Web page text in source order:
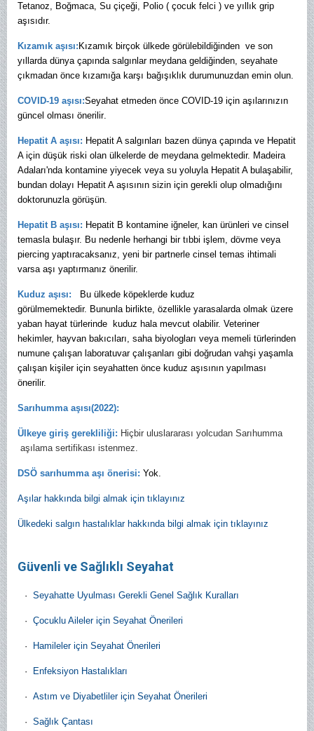
Tetanoz, Boğmaca, Su çiçeği, Polio ( çocuk felci ) ve yıllık grip
aşısıdır.
Kızamık aşısı: Kızamık birçok ülkede görülebildiğinden ve son
yıllarda dünya çapında salgınlar meydana geldiğinden, seyahate
çıkmadan önce kızamığa karşı bağışıklık durumunuzdan emin olun.
COVID-19 aşısı:Seyahat etmeden önce COVID-19 için aşılarınızın
güncel olması önerilir.
Hepatit A aşısı: Hepatit A salgınları bazen dünya çapında ve Hepatit
A için düşük riski olan ülkelerde de meydana gelmektedir. Madeira
Adaları'nda kontamine yiyecek veya su yoluyla Hepatit A bulaşabilir,
bundan dolayı Hepatit A aşısının sizin için gerekli olup olmadığını
doktorunuzla görüşün.
Hepatit B aşısı: Hepatit B kontamine iğneler, kan ürünleri ve cinsel
temasla bulaşır. Bu nedenle herhangi bir tıbbi işlem, dövme veya
piercing yaptıracaksanız, yeni bir partnerle cinsel temas ihtimali
varsa aşı yaptırmanız önerilir.
Kuduz aşısı:
Bu ülkede köpeklerde kuduz
görülmemektedir. Bununla birlikte, özellikle yarasalarda olmak üzere
yaban hayat türlerinde kuduz hala mevcut olabilir. Veteriner
hekimler, hayvan bakıcıları, saha biyologları veya memeli türlerinden
numune çalışan laboratuvar çalışanları gibi doğrudan vahşi yaşamla
çalışan kişiler için seyahatten önce kuduz aşısının yapılması
önerilir.
Sarıhumma aşısı(2022):
Ülkeye giriş gerekliliği: Hiçbir uluslararası yolcudan Sarıhumma
aşılama sertifikası istenmez.
DSÖ sarıhumma aşı önerisi: Yok.
Aşılar hakkında bilgi almak için tıklayınız
Ülkedeki salgın hastalıklar hakkında bilgi almak için tıklayınız
Güvenli ve Sağlıklı Seyahat
· Seyahatte Uyulması Gerekli Genel Sağlık Kuralları
· Çocuklu Aileler için Seyahat Önerileri
· Hamileler için Seyahat Önerileri
· Enfeksiyon Hastalıkları
· Astım ve Diyabetliler için Seyahat Önerileri
· Sağlık Çantası